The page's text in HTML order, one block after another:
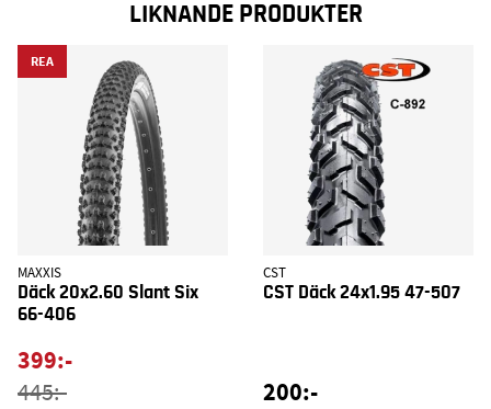
LIKNANDE PRODUKTER
REA
MAXXIS
Däck 20x2.60 Slant Six
66-406
399:-
445:-
CST
CST Däck 24x1.95 47-507
200:-